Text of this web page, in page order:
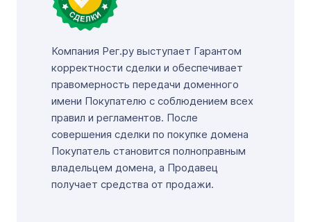
Компания Рег.ру выступает Гарантом
корректности сделки и обеспечивает
правомерность передачи доменного
имени Покупателю с соблюдением всех
правил и регламентов. После
совершения сделки по покупке домена
Покупатель становится полноправным
владельцем домена, а Продавец
получает средства от продажи.